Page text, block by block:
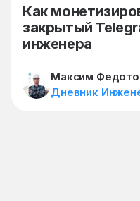
Как
закрытый
инженера
Максим
Дневник